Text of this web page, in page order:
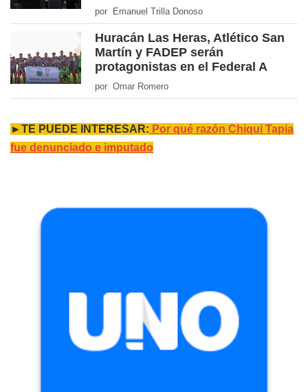
por Emanuel Trilla Donoso
Huracán Las Heras, Atlético San
Martín y FADEP serán
protagonistas en el Federal A
por Omar Romero
►TE PUEDE INTERESAR: Por qué razón Chiqui Tapia
fue denunciado e imputado